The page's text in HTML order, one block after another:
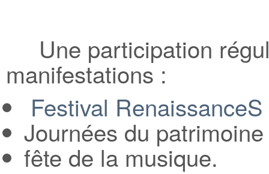
Une participation
manifestations :
Festival RenaissanceS
Journées du patrimoine
fête de la musique.